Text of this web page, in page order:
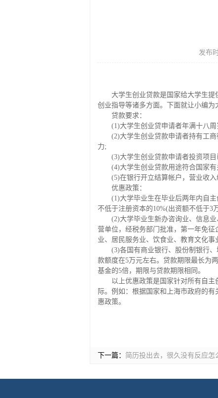
发布
大学生创业贷款是国家给大学生
创业指导等诸多方面。下面就让小编为
贷款要求：
(1)大学生创业贷申请者年满十八
(2)大学生创业贷款申请者持有工
力;
(3)大学生创业贷款申请者投资项
(4)大学生创业贷款用途符合国家
(5)在银行开立结算帐户，营业收入
优惠政策：
(1)大学毕业生在毕业后两年内自
不低于注册资本的10%(出资额不低于3
(2)大学毕业生新办咨询业、信息
营单位，经税务部门批准，第一年免
业、居民服务业、饮食业、教育文化事
(3)各国有商业银行、股份制银行
款额度在5万元左右。贷款期限最长为
基金的5倍，期限与贷款期限相同。
以上优惠政策是国家针对所有自
际。例如：根据国家和上海市政府的
惠政策。
下一篇： 简历投出去，很久没有反应怎